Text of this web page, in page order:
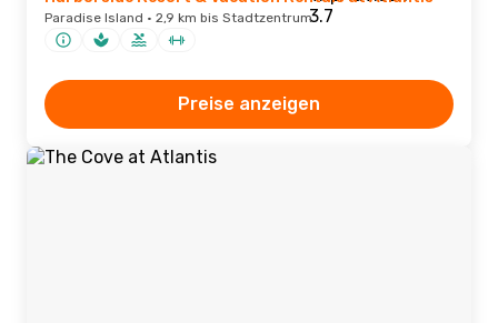
Paradise Island · 2,9 km bis Stadtzentrum
Preise anzeigen